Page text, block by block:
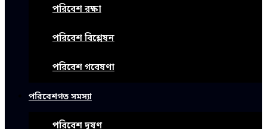
পরিবেশ রক্ষা
পরিবেশ বিশ্লেষন
পরিবেশ গবেষণা
পরিবেশগত সমস্যা
পরিবেশ দূষণ